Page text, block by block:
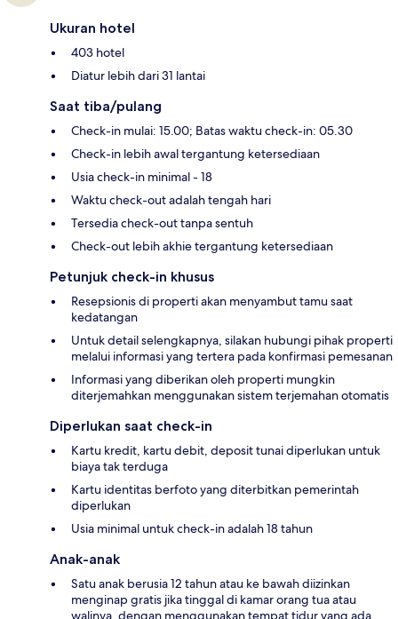
Ukuran hotel
403 hotel
Diatur lebih dari 31 lantai
Saat tiba/pulang
Check-in mulai: 15.00; Batas waktu check-in: 05.30
Check-in lebih awal tergantung ketersediaan
Usia check-in minimal - 18
Waktu check-out adalah tengah hari
Tersedia check-out tanpa sentuh
Check-out lebih akhie tergantung ketersediaan
Petunjuk check-in khusus
Resepsionis di properti akan menyambut tamu saat
kedatangan
Untuk detail selengkapnya, silakan hubungi pihak properti
melalui informasi yang tertera pada konfirmasi pemesanan
Informasi yang diberikan oleh properti mungkin
diterjemahkan menggunakan sistem terjemahan otomatis
Diperlukan saat check-in
Kartu kredit, kartu debit, deposit tunai diperlukan untuk
biaya tak terduga
Kartu identitas berfoto yang diterbitkan pemerintah
diperlukan
Usia minimal untuk check-in adalah 18 tahun
Anak-anak
Satu anak berusia 12 tahun atau ke bawah diizinkan
menginap gratis jika tinggal di kamar orang tua atau
walinya, dengan menggunakan tempat tidur yang ada